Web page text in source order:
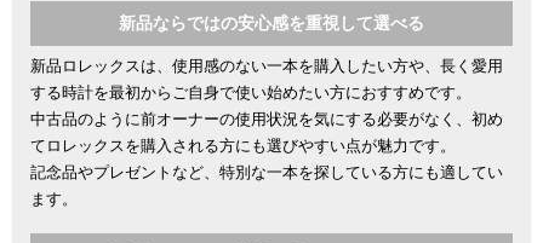
新品ならではの安心感を重視して選べる
新品ロレックスは、使用感のない一本を購入したい方や、長く愛用
する時計を最初からご自身で使い始めたい方におすすめです。
中古品のように前オーナーの使用状況を気にする必要がなく、初め
てロレックスを購入される方にも選びやすい点が魅力です。
記念品やプレゼントなど、特別な一本を探している方にも適してい
ます。